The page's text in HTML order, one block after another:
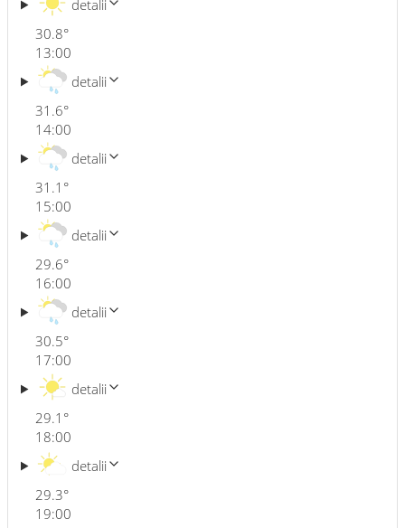
30.8°
detalii
13:00
31.6°
detalii
14:00
31.1 °
detalii
15:00
29.6°
detalii
16:00
30.5°
detalii
17:00
29.1 °
detalii
18:00
29.3°
detalii
19:00